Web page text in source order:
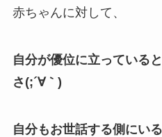
赤ちゃんに対して、
自分が優位に立っている
さ(;´∀｀)
自分もお世話する側にい